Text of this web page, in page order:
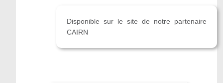
Disponible sur le site de notre partenaire
CAIRN